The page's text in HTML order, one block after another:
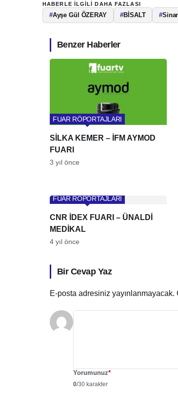
HABERLE ILGILI DAHA FAZLASI
#Ayşe Gül ÖZERAY #BİSALT #
Benzer Haberler
SİLKA KEMER – İFM AYMOD
FUARI
FUAR RÖPORTAJLARI
3 yıl önce
CNR İDEX FUARI – ÜNALDİ
MEDİKAL
FUAR RÖPORTAJLARI
4 yıl önce
Bir Cevap Yaz
E-posta adresiniz yayınlanmayacak.
Yorumunuz*
0/30 karakter